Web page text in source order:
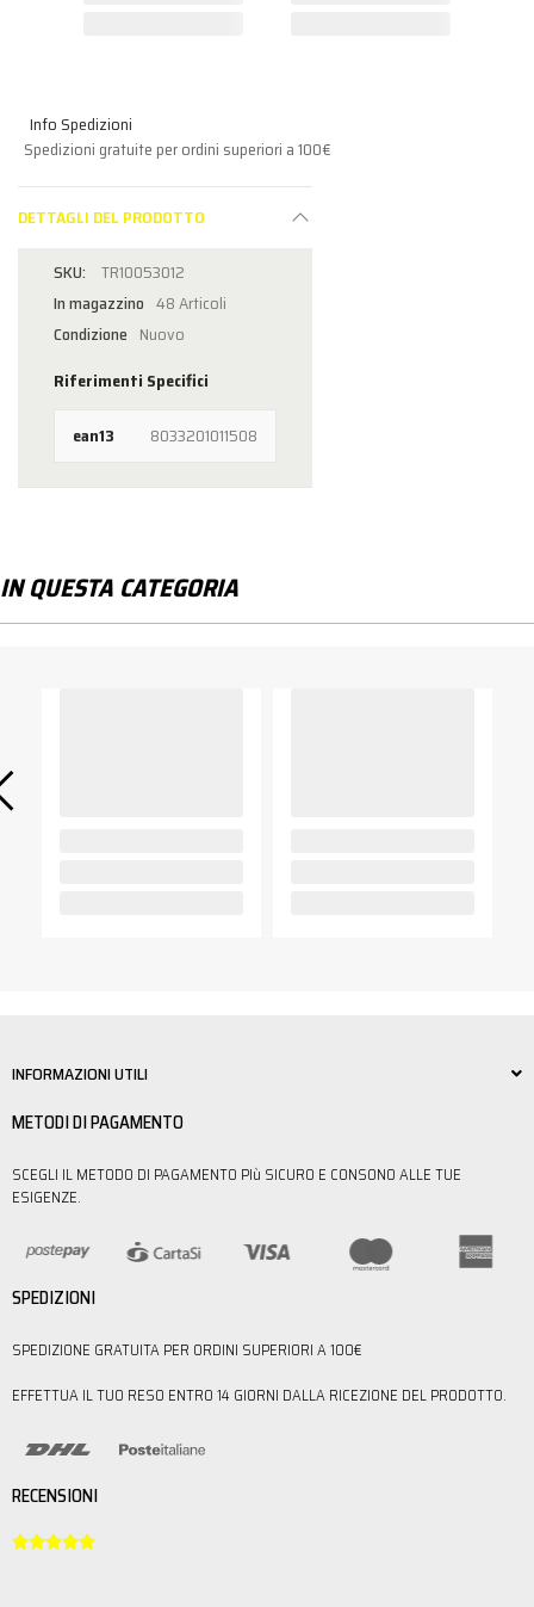
Info Spedizioni
Spedizioni gratuite per ordini superiori a 100€
DETTAGLI DEL PRODOTTO
TR10053012
In magazzino 48 Articoli
Condizione Nuovo
Riferimenti Specifici
ean13 8033201011508
IN QUESTA CATEGORIA
INFORMAZIONI UTILI
METODI DI PAGAMENTO
SCEGLI IL METODO DI PAGAMENTO PIù SICURO E CONSONO ALLE TUE
ESIGENZE.
SPEDIZIONI
SPEDIZIONE GRATUITA PER ORDINI SUPERIORI A 100€
EFFETTUA IL TUO RESO ENTRO 14 GIORNI DALLA RICEZIONE DEL PRODOTTO.
RECENSIONI
